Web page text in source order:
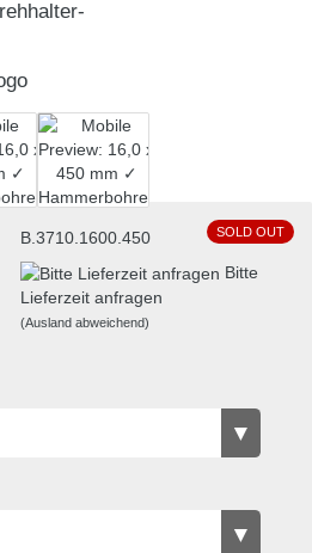
SOLD OUT
B.3710.1600.450
Bitte
Lieferzeit anfragen
(Ausland abweichend)